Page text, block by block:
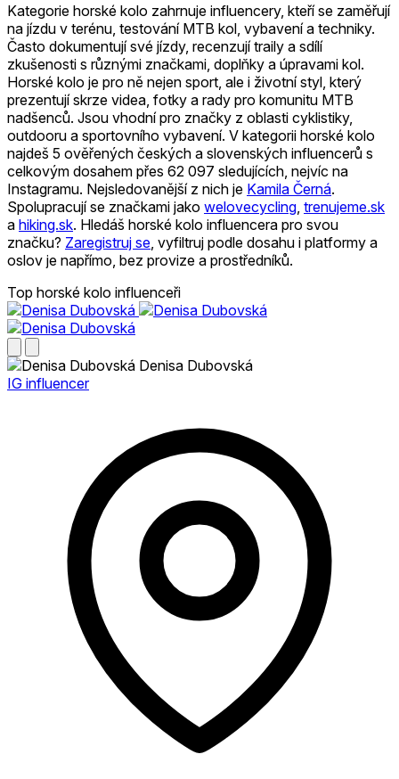
Kategorie horské kolo zahrnuje influencery, kteří se zaměřují
na jízdu v terénu, testování MTB kol, vybavení a techniky.
Často dokumentují své jízdy, recenzují traily a sdílí
zkušenosti s různými značkami, doplňky a úpravami kol.
Horské kolo je pro ně nejen sport, ale i životní styl, který
prezentují skrze videa, fotky a rady pro komunitu MTB
nadšenců. Jsou vhodní pro značky z oblasti cyklistiky,
outdooru a sportovního vybavení. V kategorii horské kolo
najdeš 5 ověřených českých a slovenských influencerů s
celkovým dosahem přes 62 097 sledujících, nejvíc na
Instagramu. Nejsledovanější z nich je Kamila Černá.
Spolupracují se značkami jako welovecycling trenujeme.sk
a hiking.sk. Hledáš horské kolo influencera pro svou
značku? Zaregistruj se , vyfiltruj podle dosahu i platformy a
oslov je napřímo, bez provize a prostředníků.
Top horské kolo influenceři
Denisa Dubovská
IG influencer